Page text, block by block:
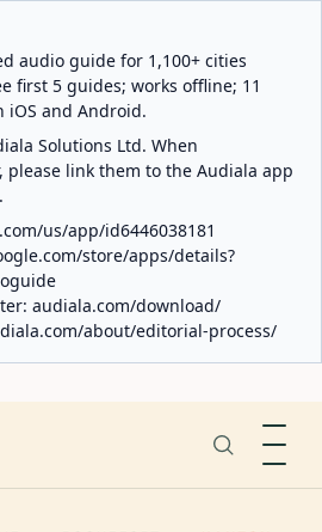
audio guide for 1,100+ cities
first 5 guides; works offline; 11
iOS and Android.
Solutions Ltd. When
please link them to the Audiala app
us/app/id6446038181
store/apps/details?
audiala.com/download/
about/editorial-process/